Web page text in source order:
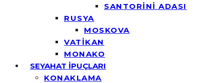
SANTORİNİ ADASI
RUSYA
MOSKOVA
VATİKAN
MONAKO
SEYAHAT İPUÇLARI
KONAKLAMA